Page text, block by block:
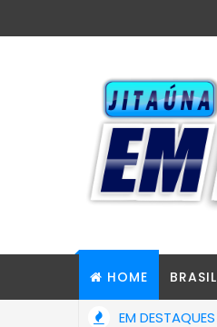
HOME BRASIL
EM DESTAQUES